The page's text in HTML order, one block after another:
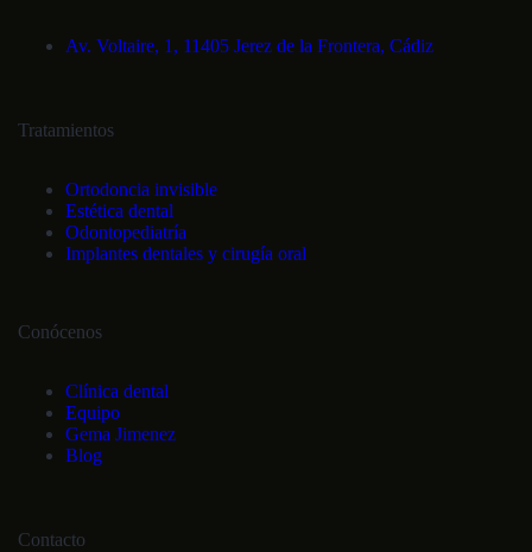
Av. Voltaire, 1, 11405 Jerez de la Frontera, Cádiz
Tratamientos
Ortodoncia invisible
Estética dental
Odontopediatría
Implantes dentales y cirugía oral
Conócenos
Clínica dental
Equipo
Gema Jimenez
Blog
Contacto